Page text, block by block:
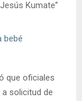
Kumate”
bebé
que oficiales
solicitud de